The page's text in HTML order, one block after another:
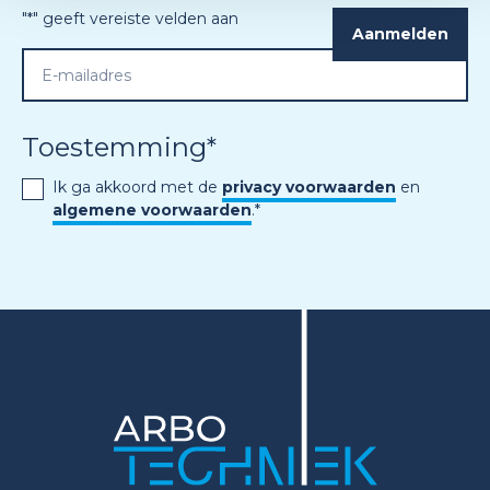
"*" geeft vereiste velden aan
Toestemming*
Ik ga akkoord met de privacy voorwaarden en
algemene voorwaarden.*